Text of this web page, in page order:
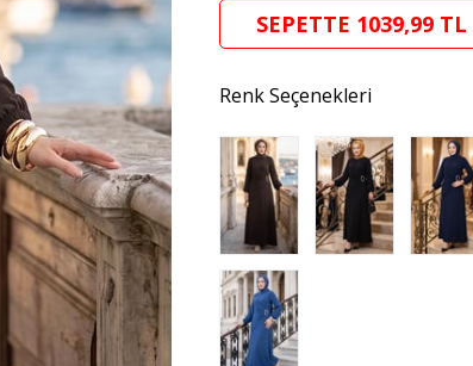
SEPETTE 1039,99 TL
Renk Seçenekleri